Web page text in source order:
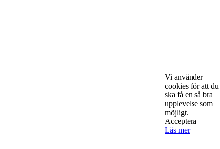
AI för småföretagare: mindre stress, mer
Vi använder
cookies för att du
ska få en så bra
upplevelse som
möjligt.
Acceptera
Läs mer